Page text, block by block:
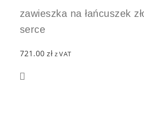
zawieszka na łańcuszek
serce
721.00zł z VAT